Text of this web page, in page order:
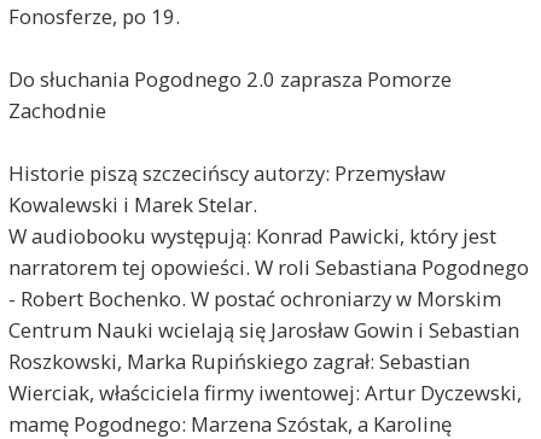
Fonosferze, po 19.
Do słuchania Pogodnego 2.0 zaprasza Pomorze
Zachodnie
Historie piszą szczecińscy autorzy: Przemysław
Kowalewski i Marek Stelar.
W audiobooku występują: Konrad Pawicki, który jest
narratorem tej opowieści. W roli Sebastiana Pogodnego
- Robert Bochenko. W postać ochroniarzy w Morskim
Centrum Nauki wcielają się Jarosław Gowin i Sebastian
Roszkowski, Marka Rupińskiego zagrał: Sebastian
Wierciak, właściciela firmy iwentowej: Artur Dyczewski,
mamę Pogodnego: Marzena Szóstak, a Karolinę